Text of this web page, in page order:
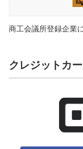
商工会議所登録企業
クレジットカ